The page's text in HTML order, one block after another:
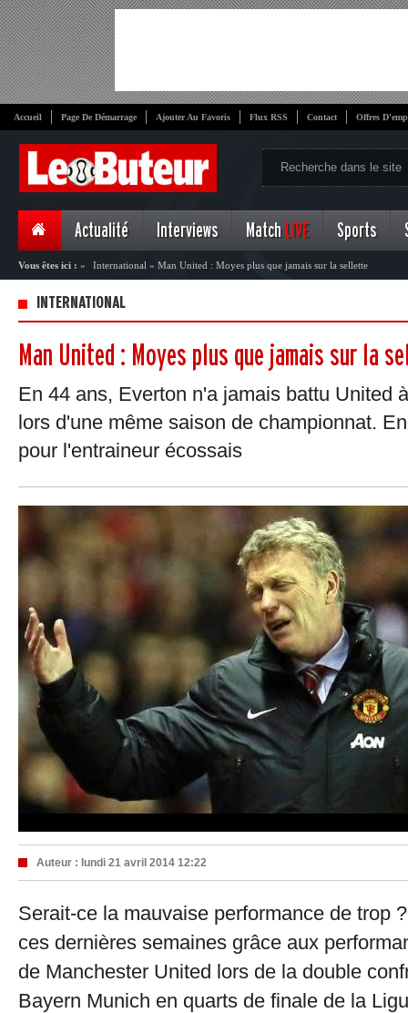
Accueil Page De Démarrage Ajouter Au Favoris Flux RSS Contact Offres
Actualité Interviews Match LIVE Sports
Vous êtes ici : » International » Man United : Moyes plus que jamais sur la sellette
INTERNATIONAL
Man United : Moyes plus que jamais sur la
En 44 ans, Everton n'a jamais battu United
lors d'une même saison de championnat.
pour l'entraineur écossais
Auteur : lundi 21 avril 2014 12:22
Serait-ce la mauvaise performance de trop
ces dernières semaines grâce aux
de Manchester United lors de la double
Bayern Munich en quarts de finale de la